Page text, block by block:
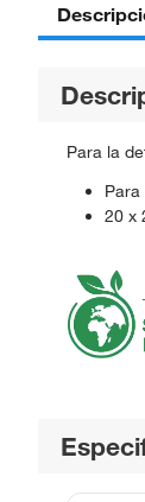
Para la
20 x